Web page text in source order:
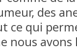
des
ce qui
nous